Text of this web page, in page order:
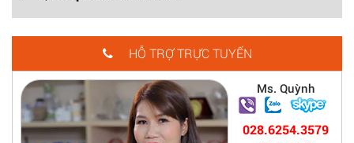
HỖ TRỢ TRỰC TUYẾN
Ms. Quỳnh
028.6254.3579